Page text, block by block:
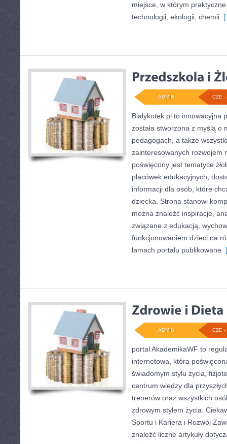
miejsce, w którym
technologii, ekologii, chemii [
CZE -
ADMIN
Bialykotek.pl to innowacyjna
została stworzona z myślą o
pedagogach, a także
zainteresowanych rozwojem
poświęcony jest tematyce
placówek edukacyjnych,
informacji dla osób, które
dziecka. Strona stanowi
można znaleźć inspiracje,
związane z edukacją,
funkcjonowaniem dzieci na
łamach portalu publikowane
CZE -
ADMIN
portal AkademikaWF to
internetowa, która
świadomym stylu życia,
centrum wiedzy dla
trenerów oraz wszystkich
zdrowym stylem życia.
Sportu i Kariera i Rozwój
znaleźć liczne artykuły